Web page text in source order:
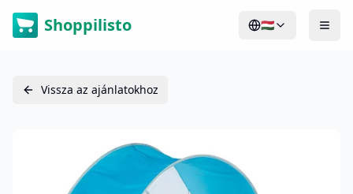
Shoppilisto 🇭🇺
Vissza az ajánlatokhoz